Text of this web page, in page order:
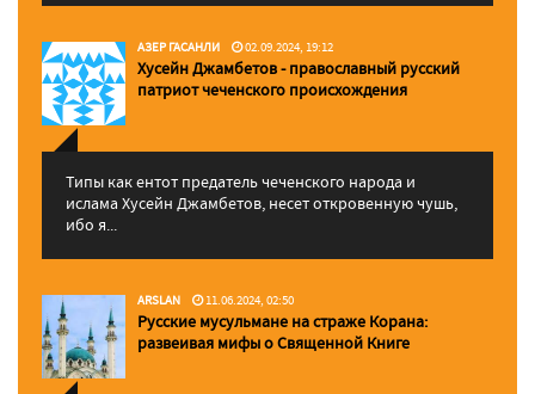
АЗЕР ГАСАНЛИ 02.09.2024, 19:12
Хусейн Джамбетов - православный русский
патриот чеченского происхождения
Типы как ентот предатель чеченского народа и
ислама Хусейн Джамбетов, несет откровенную чушь,
ибо я...
ARSLAN 11.06.2024, 02:50
Русские мусульмане на страже Корана:
pазвеивая мифы о Священной Книге